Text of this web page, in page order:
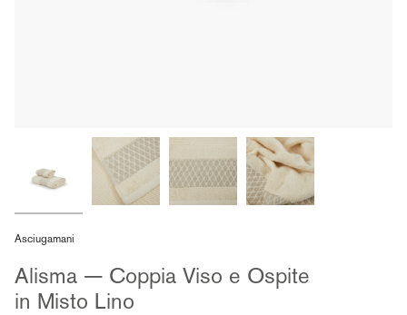
Asciugamani
Alisma — Coppia Viso e Ospite
in Misto Lino